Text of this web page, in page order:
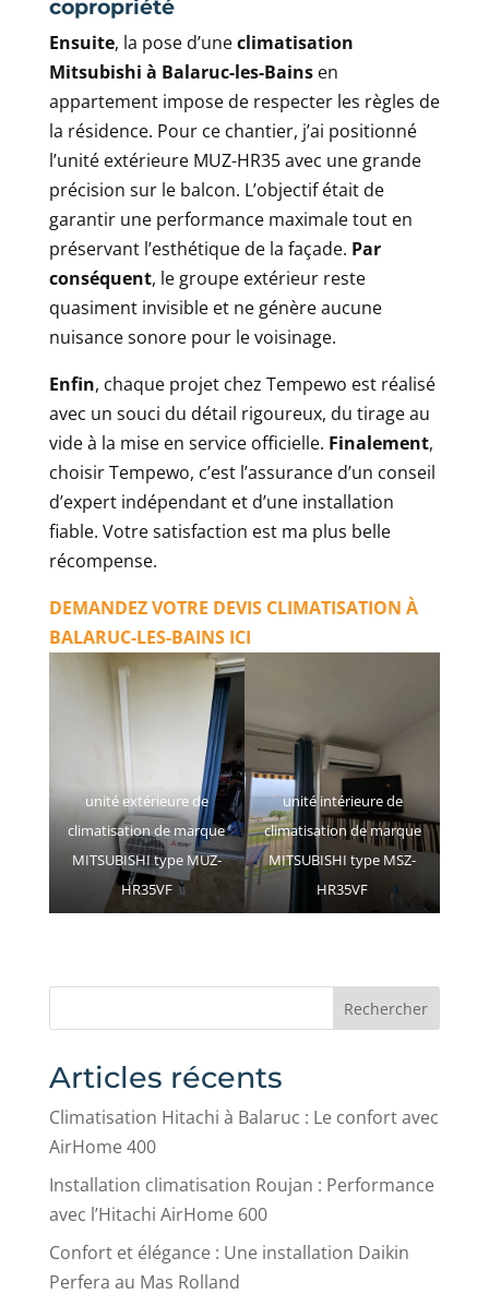
copropriété
Ensuite, la pose d’uneclimatisation
Mitsubishi à Balaruc-les-Bainsen
appartement impose de respecter les règles de
la résidence. Pour ce chantier, j’ai positionné
l’unité extérieure MUZ-HR35 avec une grande
précision sur le balcon. L’objectif était de
garantir une performance maximale tout en
préservant l’esthétique de la façade. Par
conséquent, le groupe extérieur reste
quasiment invisible et ne génère aucune
nuisance sonore pour le voisinage.
Enfin, chaque projet chez Tempewo est réalisé
avec un souci du détail rigoureux, du tirage au
vide à la mise en service officielle. Finalement,
choisir Tempewo, c’est l’assurance d’un conseil
d’expert indépendant et d’une installation
fiable. Votre satisfaction est ma plus belle
récompense.
DEMANDEZ VOTRE DEVIS CLIMATISATION À
BALARUC-LES-BAINS ICI
unité extérieure de
climatisation de marque
MITSUBISHI type MUZ-
HR35VF
unité intérieure de
climatisation de marque
MITSUBISHI type MSZ-
HR35VF
Rechercher
Articles récents
Climatisation Hitachi à Balaruc : Le confort avec
AirHome 400
Installation climatisation Roujan : Performance
avec l’Hitachi AirHome 600
Confort et élégance : Une installation Daikin
Perfera au Mas Rolland